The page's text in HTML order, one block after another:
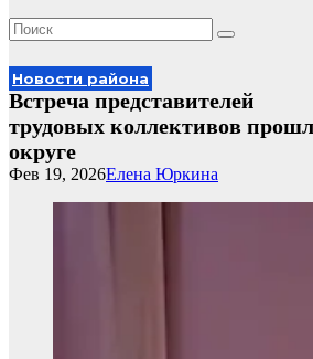
Новости района
Встреча представителей
трудовых коллективов
округе
Елена Юркина
Фев 19, 2026